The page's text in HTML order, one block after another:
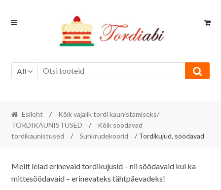
Skip
Skip
All
Esileht /
Kõik vajalik tordi kaunistamiseks/
TORDIKAUNISTUSED
/
Kõik söödavad
tordikaunistused
/ Suhkrudekoorid / Tordikujud, söödavad
Meilt leiad erinevaid tordikujusid – nii söödavaid kui ka
mittesöödavaid – erinevateks tähtpäevadeks!